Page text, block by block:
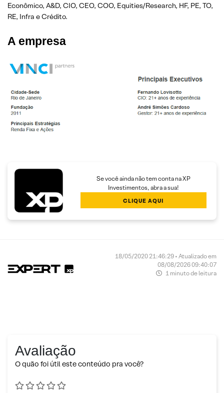
Econômico, A&D, CIO, CEO, COO, Equities/Research, HF, PE, TO,
RE, Infra e Crédito.
A empresa
Se você ainda não tem conta na XP
Investimentos, abra a sua!
CLIQUE AQUI
18/05/2020 21:46:29 • Atualizado em
08/08/2026 09:40:07
1 minuto de leitura
Avaliação
O quão foi útil este conteúdo pra você?